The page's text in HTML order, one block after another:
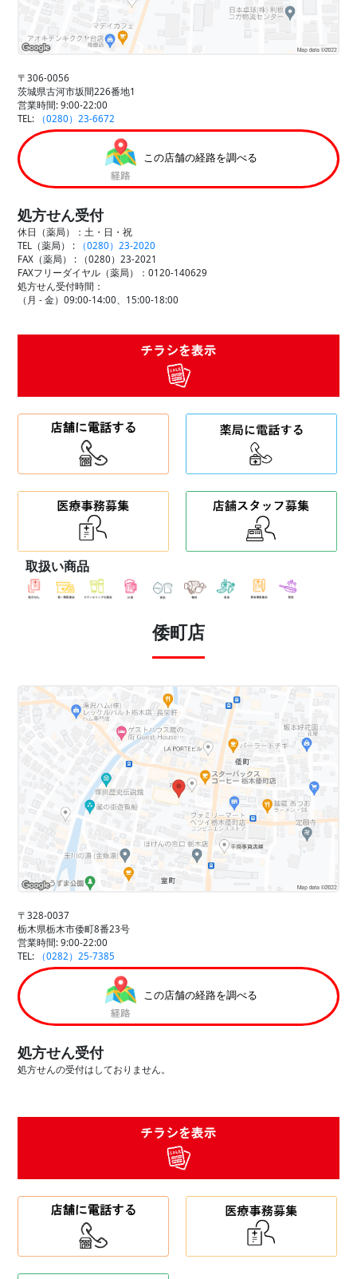
〒306-0056
茨城県古河市坂間226番地1
営業時間: 9:00-22:00
TEL:
（0280）23-6672
この店舗の経路を調べる
処方せん受付
休日（薬局）：土・日・祝
TEL（薬局） :
（0280）23-2020
FAX（薬局） :
（0280）23-2021
FAXフリーダイヤル（薬局）：0120-140629
処方せん受付時間：
（月 - 金）09:00-14:00、15:00-18:00
取扱い商品
倭町店
〒328-0037
栃木県栃木市倭町8番23号
営業時間: 9:00-22:00
TEL:
（0282）25-7385
この店舗の経路を調べる
処方せん受付
処方せんの受付はしておりません。